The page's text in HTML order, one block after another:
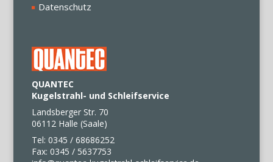
Datenschutz
QUANTEC
Kugelstrahl- und Schleifservice
Landsberger Str. 70
06112 Halle (Saale)
Tel: 0345 / 68686252
Fax: 0345 / 5637753